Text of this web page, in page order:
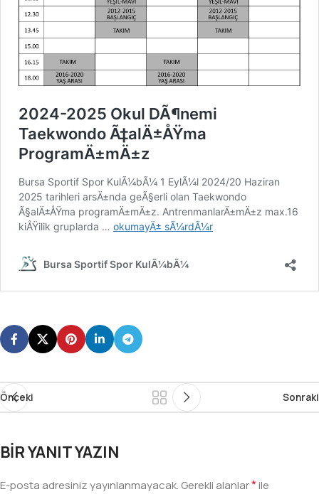
Önceki Sonraki
BIR YANIT YAZIN
E-posta adresiniz yayınlanmayacak. Gerekli alanlar*ile